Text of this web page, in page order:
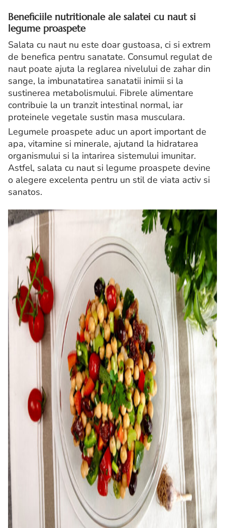
Beneficiile nutritionale ale salatei cu naut si
legume proaspete
Salata cu naut nu este doar gustoasa, ci si extrem
de benefica pentru sanatate. Consumul regulat de
naut poate ajuta la reglarea nivelului de zahar din
sange, la imbunatatirea sanatatii inimii si la
sustinerea metabolismului. Fibrele alimentare
contribuie la un tranzit intestinal normal, iar
proteinele vegetale sustin masa musculara.
Legumele proaspete aduc un aport important de
apa, vitamine si minerale, ajutand la hidratarea
organismului si la intarirea sistemului imunitar.
Astfel, salata cu naut si legume proaspete devine
o alegere excelenta pentru un stil de viata activ si
sanatos.